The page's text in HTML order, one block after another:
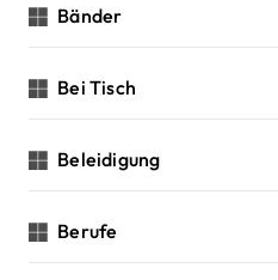
Bänder
Bei Tisch
Beleidigung
Berufe